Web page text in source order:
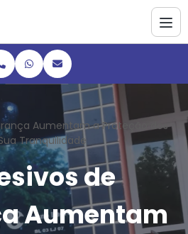
Aumentam a Proteção dos
Tranquilidade
de
Aumentam